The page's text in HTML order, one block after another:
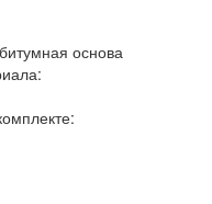
основа